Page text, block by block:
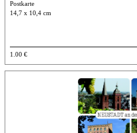
Postkarte
14,7 x 10,4 cm
1.00 €